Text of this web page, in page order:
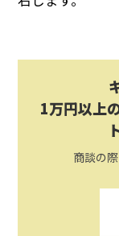
1万円以上
商談の